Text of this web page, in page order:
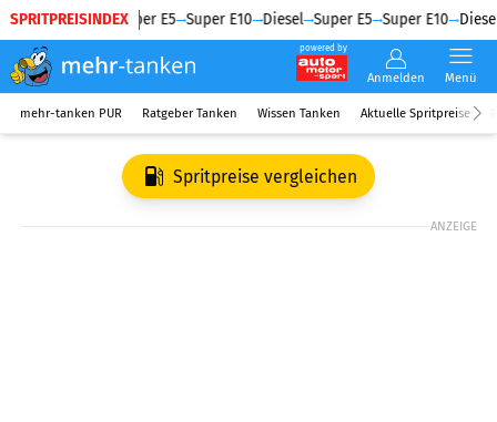
SPRITPREISINDEX
Diesel Super E5 Super E10 Diesel Super E5 Super E10 Diesel
powered by
Anmelden Menü
mehr-tanken PUR Ratgeber Tanken Wissen Tanken Aktuelle Spritpreise
Spritpreise vergleichen
ANZEIGE